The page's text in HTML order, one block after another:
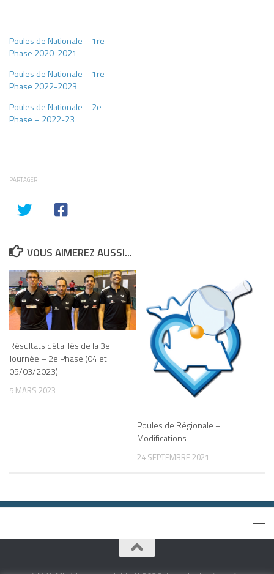
Poules de Nationale – 1re
Phase 2020-2021
Poules de Nationale – 1re
Phase 2022-2023
Poules de Nationale – 2e
Phase – 2022-23
PARTAGER
VOUS AIMEREZ AUSSI...
Résultats détaillés de la 3e
Journée – 2e Phase (04 et
05/03/2023)
5 MARS 2023
Poules de Régionale –
Modifications
24 SEPTEMBRE 2021